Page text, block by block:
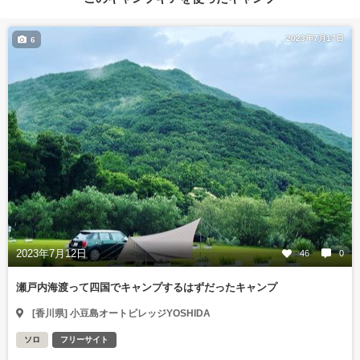
2023年7月17日
2023年7月12日 46 0
6
瀬戸内海渡って四国でキャンプするはずだったキャンプ
[香川県] 小豆島オートビレッジYOSHIDA
ソロ フリーサイト